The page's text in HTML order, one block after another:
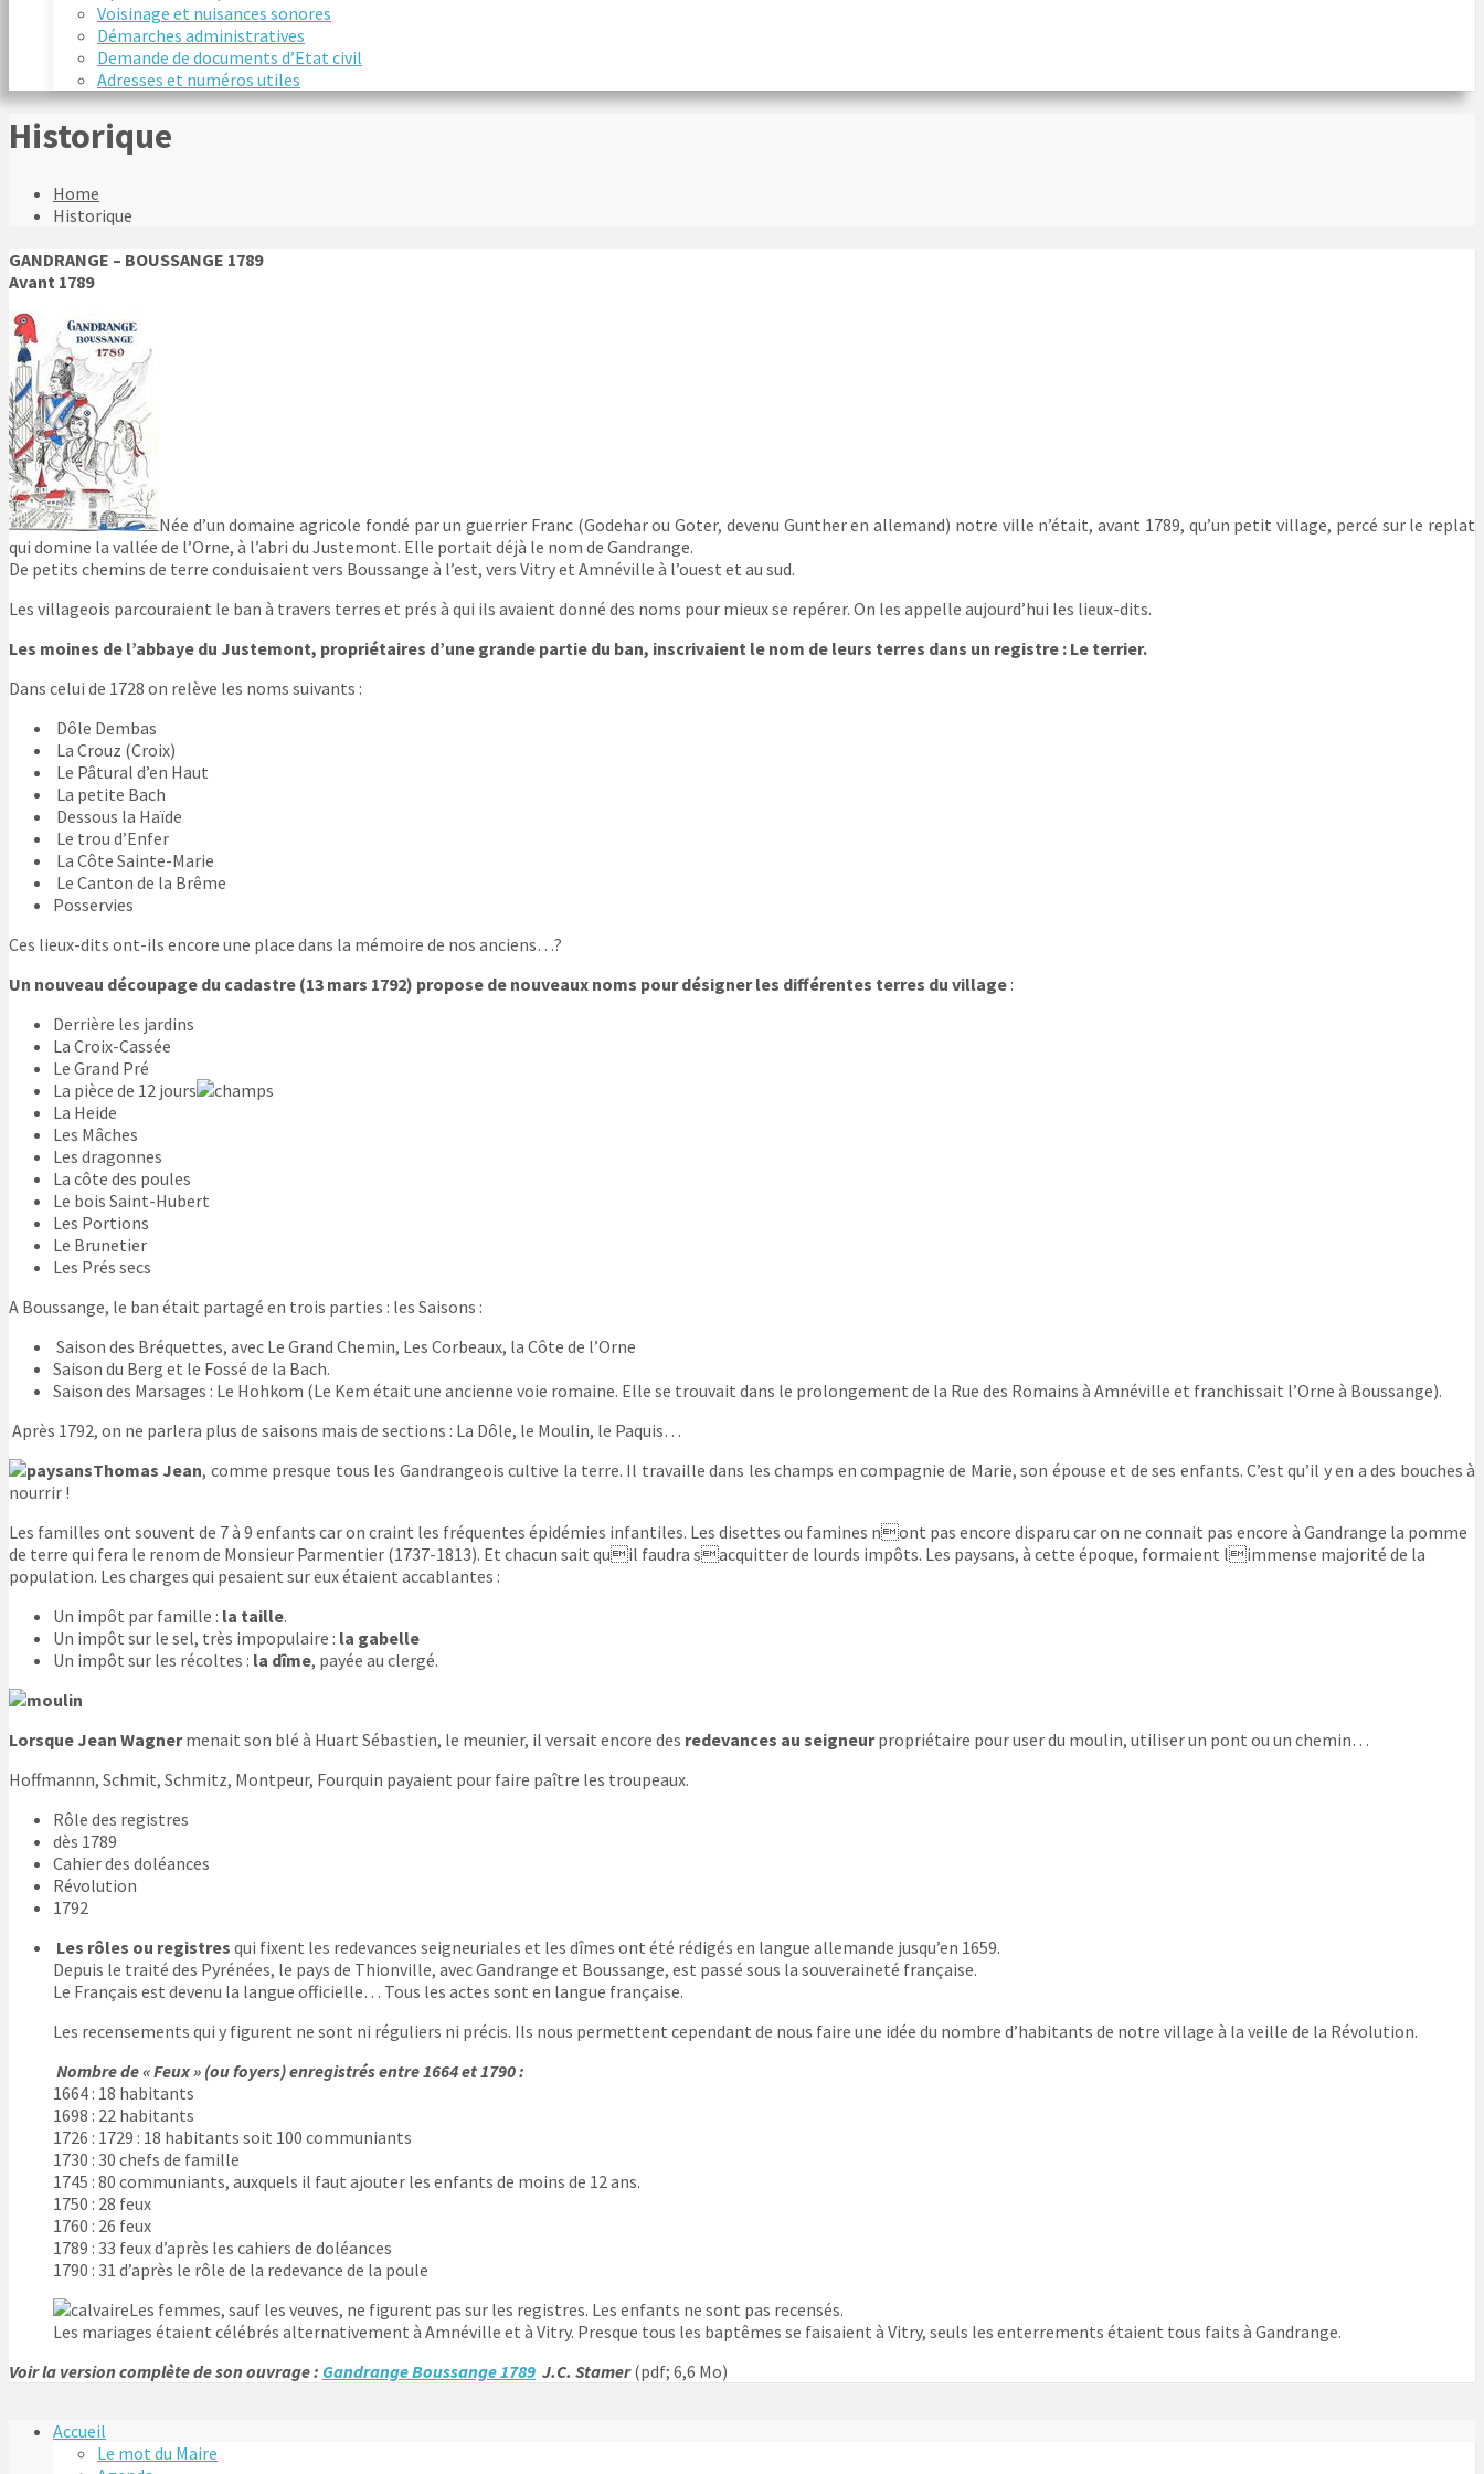
Voisinage et nuisances sonores
Démarches administratives
Demande de documents d’Etat civil
Adresses et numéros utiles
Historique
Home
Historique
GANDRANGE – BOUSSANGE 1789
Avant 1789
Née d’un domaine agricole fondé par un guerrier Franc (Godehar ou Goter, devenu Gunther en allemand) notre ville n’était, avant 1789, qu’un petit village, percé sur le replat
qui domine la vallée de l’Orne, à l’abri du Justemont. Elle portait déjà le nom de Gandrange.
De petits chemins de terre conduisaient vers Boussange à l’est, vers Vitry et Amnéville à l’ouest et au sud.
Les villageois parcouraient le ban à travers terres et prés à qui ils avaient donné des noms pour mieux se repérer. On les appelle aujourd’hui les lieux-dits.
Les moines de l’abbaye du Justemont, propriétaires d’une grande partie du ban, inscrivaient le nom de leurs terres dans un registre : Le terrier.
Dans celui de 1728 on relève les noms suivants :
Dôle Dembas
La Crouz (Croix)
Le Pâtural d’en Haut
La petite Bach
Dessous la Haïde
Le trou d’Enfer
La Côte Sainte-Marie
Le Canton de la Brême
Posservies
Ces lieux-dits ont-ils encore une place dans la mémoire de nos anciens…?
Un nouveau découpage du cadastre (13 mars 1792) propose de nouveaux noms pour désigner les différentes terres du village :
Derrière les jardins
La Croix-Cassée
Le Grand Pré
La pièce de 12 jours
La Heide
Les Mâches
Les dragonnes
La côte des poules
Le bois Saint-Hubert
Les Portions
Le Brunetier
Les Prés secs
A Boussange, le ban était partagé en trois parties : les Saisons :
Saison des Bréquettes, avec Le Grand Chemin, Les Corbeaux, la Côte de l’Orne
Saison du Berg et le Fossé de la Bach.
Saison des Marsages : Le Hohkom (Le Kem était une ancienne voie romaine. Elle se trouvait dans le prolongement de la Rue des Romains à Amnéville et franchissait l’Orne à Boussange).
Après 1792, on ne parlera plus de saisons mais de sections : La Dôle, le Moulin, le Paquis…
Thomas Jean, comme presque tous les Gandrangeois cultive la terre. Il travaille dans les champs en compagnie de Marie, son épouse et de ses enfants. C’est qu’il y en a des bouches à
nourrir !
Les familles ont souvent de 7 à 9 enfants car on craint les fréquentes épidémies infantiles. Les disettes ou famines nont pas encore disparu car on ne connait pas encore à Gandrange la pomme
de terre qui fera le renom de Monsieur Parmentier (1737-1813). Et chacun sait quil faudra sacquitter de lourds impôts. Les paysans, à cette époque, formaient limmense majorité de la
population. Les charges qui pesaient sur eux étaient accablantes :
Un impôt par famille : la taille.
Un impôt sur le sel, très impopulaire : la gabelle
Un impôt sur les récoltes : la dîme, payée au clergé.
Lorsque Jean Wagnermenait son blé à Huart Sébastien, le meunier, il versait encore des redevances au seigneurpropriétaire pour user du moulin, utiliser un pont ou un chemin…
Hoffmannn, Schmit, Schmitz, Montpeur, Fourquin payaient pour faire paître les troupeaux.
Rôle des registres
dès 1789
Cahier des doléances
Révolution
1792
Les rôles ou registres qui fixent les redevances seigneuriales et les dîmes ont été rédigés en langue allemande jusqu’en 1659.
Depuis le traité des Pyrénées, le pays de Thionville, avec Gandrange et Boussange, est passé sous la souveraineté française.
Le Français est devenu la langue officielle… Tous les actes sont en langue française.
Les recensements qui y figurent ne sont ni réguliers ni précis. Ils nous permettent cependant de nous faire une idée du nombre d’habitants de notre village à la veille de la Révolution.
Nombre de « Feux » (ou foyers) enregistrés entre 1664 et 1790 :
1664 : 18 habitants
1698 : 22 habitants
1726 : 1729 : 18 habitants soit 100 communiants
1730 : 30 chefs de famille
1745 : 80 communiants, auxquels il faut ajouter les enfants de moins de 12 ans.
1750 : 28 feux
1760 : 26 feux
1789 : 33 feux d’après les cahiers de doléances
1790 : 31 d’après le rôle de la redevance de la poule
Les femmes, sauf les veuves, ne figurent pas sur les registres. Les enfants ne sont pas recensés.
Les mariages étaient célébrés alternativement à Amnéville et à Vitry. Presque tous les baptêmes se faisaient à Vitry, seuls les enterrements étaient tous faits à Gandrange.
Voir la version complète de son ouvrage : Gandrange Boussange 1789 J.C. Stamer(pdf; 6,6 Mo)
Accueil
Le mot du Maire